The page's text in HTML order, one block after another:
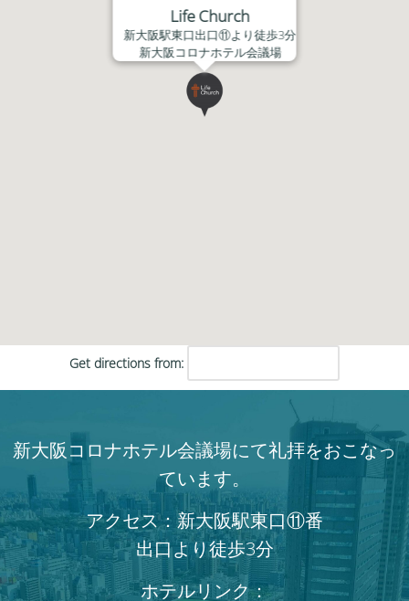
Life Church
新大阪駅東口出口⑪より徒歩3分
新大阪コロナホテル会議場
Get directions from:
新大阪コロナホテル会議場にて礼拝をおこなっ
ています。
アクセス：新大阪駅東口⑪番
出口より徒歩3分
ホテルリンク：